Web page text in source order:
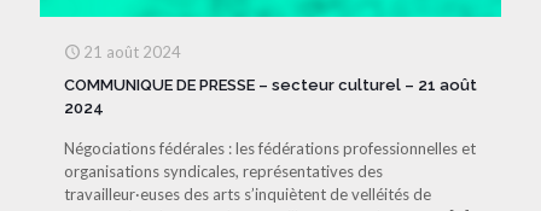
21 août 2024
COMMUNIQUE DE PRESSE – secteur culturel – 21 août
2024
Négociations fédérales : les fédérations professionnelles et
organisations syndicales, représentatives des
travailleur·euses des arts s’inquiètent de velléités de